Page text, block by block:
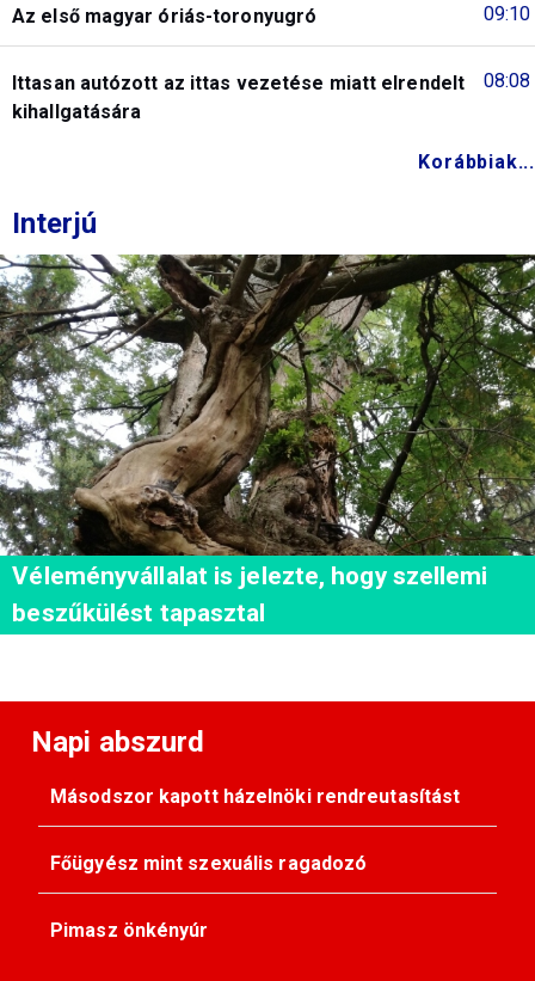
09:10
Az első magyar óriás-toronyugró
08:08
Ittasan autózott az ittas vezetése miatt elrendelt
kihallgatására
Korábbiak...
Interjú
Véleményvállalat is jelezte, hogy szellemi
beszűkülést tapasztal
Napi abszurd
Másodszor kapott házelnöki rendreutasítást
Főügyész mint szexuális ragadozó
Pimasz önkényúr